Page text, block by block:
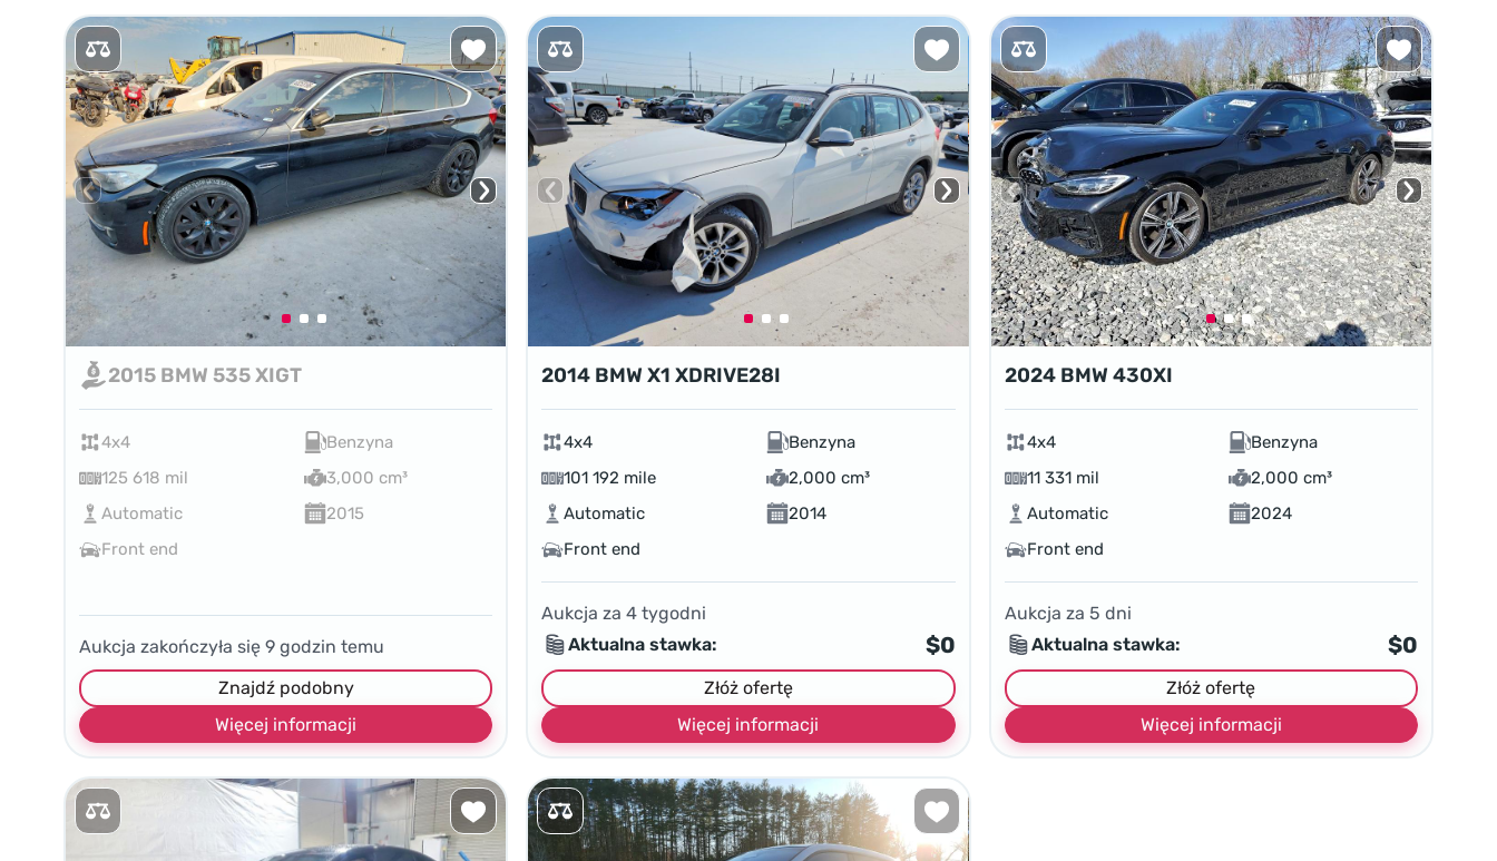
2015 BMW 535 XIGT
4x4
Benzyna
125 618 mil
3,000 cm³
Automatic
2015
Front end
Aukcja zakończyła się 9 godzin temu
Znajdź podobny
Więcej informacji
2014 BMW X1 XDRIVE28I
4x4
Benzyna
101 192 mile
2,000 cm³
Automatic
2014
Front end
Aukcja za4 tygodni
Aktualna stawka:
$0
Złóż ofertę
Więcej informacji
2024 BMW 430XI
4x4
Benzyna
11 331 mil
2,000 cm³
Automatic
2024
Front end
Aukcja za 5 dni
Aktualna stawka:
$0
Złóż ofertę
Więcej informacji